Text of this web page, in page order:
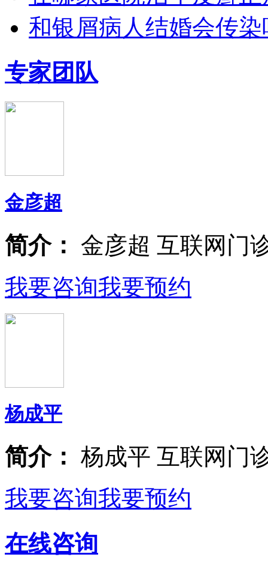
和银屑病人结婚会传染
专家团队
金彦超
简介：
金彦超 互联网门
我要咨询我要预约
杨成平
简介： 杨成平 互联网门
我要咨询我要预约
在线咨询